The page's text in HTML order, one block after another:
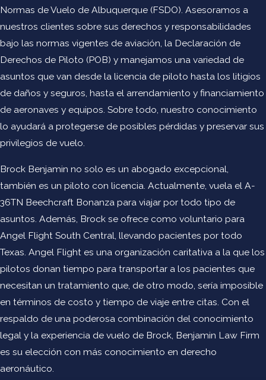
Normas de Vuelo de Albuquerque (FSDO). Asesoramos a
nuestros clientes sobre sus derechos y responsabilidades
bajo las normas vigentes de aviación, la Declaración de
Derechos de Piloto (POB) y manejamos una variedad de
asuntos que van desde la licencia de piloto hasta los litigios
de daños y seguros, hasta el arrendamiento y financiamiento
de aeronaves y equipos. Sobre todo, nuestro conocimiento
lo ayudará a protegerse de posibles pérdidas y preservar sus
privilegios de vuelo.
Brock Benjamin no solo es un abogado excepcional,
también es un piloto con licencia. Actualmente, vuela el A-
36TN Beechcraft Bonanza para viajar por todo tipo de
asuntos. Además, Brock se ofrece como voluntario para
Angel Flight South Central, llevando pacientes por todo
Texas. Angel Flight es una organización caritativa a la que los
pilotos donan tiempo para transportar a los pacientes que
necesitan un tratamiento que, de otro modo, sería imposible
en términos de costo y tiempo de viaje entre citas. Con el
respaldo de una poderosa combinación del conocimiento
legal y la experiencia de vuelo de Brock, Benjamin Law Firm
es su elección con más conocimiento en derecho
aeronáutico.